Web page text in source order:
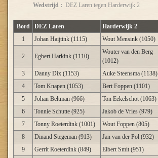
Wedstrijd : DEZ Laren tegen Harderwijk 2
Bord DEZ Laren Harderwijk 2
1
Johan Haijtink (1115) Wout Mensink (1050)
2 Egbert Harkink (1110)
Wouter van den Berg
(1012)
3 Danny Dix (1153) Auke Steensma (1138)
4
Tom Knapen (1053) Bert Foppen (1101)
5
Johan Beltman (966) Ton Eekelschot (1063)
6
Tonnie Schutte (925) Jakob de Vries (979)
7
Tonny Roeterdink (1001) Wout Foppen (805)
8
Dinand Stegeman (913) Jan van der Pol (932)
9
Gerrit Roeterdink (849) Eibert Smit (951)